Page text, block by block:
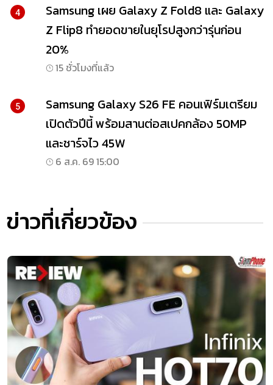
4
Samsung เผย Galaxy Z Fold8 และ Galaxy
Z Flip8 ทำยอดขายในยุโรปสูงกว่ารุ่นก่อน
20%
15 ชั่วโมงที่แล้ว
5
Samsung Galaxy S26 FE คอนเฟิร์มเตรียม
เปิดตัวปีนี้ พร้อมสานต่อสเปคกล้อง 50MP
และชาร์จไว 45W
6 ส.ค. 69 15:00
ข่าวที่เกี่ยวข้อง